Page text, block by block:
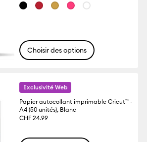
Choisir des options
Exclusivité Web
Papier autocollant imprimable Cricut™ -
A4 (50 unités), Blanc
CHF 24.99